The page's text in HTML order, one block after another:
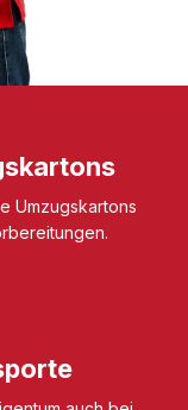
Umzugskartons